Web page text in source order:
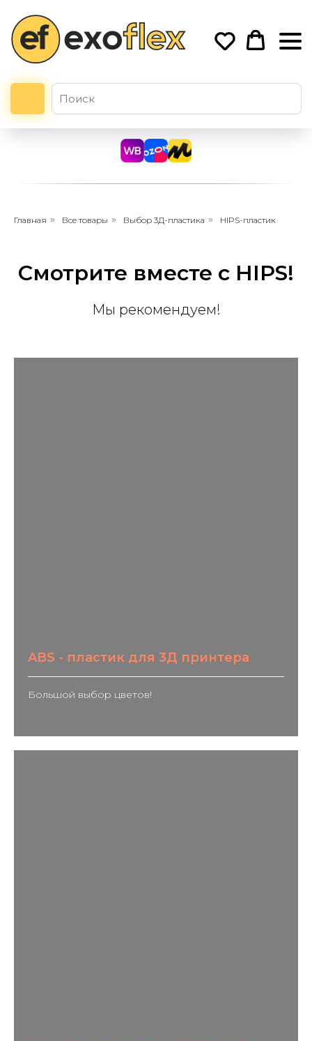
Главная » Все товары » Выбор 3Д-пластика » HIPS-пластик
Смотрите вместе с HIPS!
Мы рекомендуем!
ABS - пластик для 3Д принтера
Большой выбор цветов!